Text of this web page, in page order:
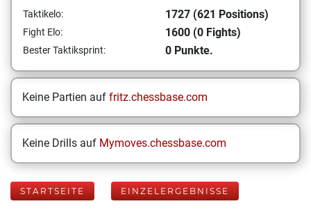
Taktikelo: 1727 (621 Positions)
Fight Elo: 1600 (0 Fights)
Bester Taktiksprint: 0 Punkte.
Keine Partien auf fritz.chessbase.com
Keine Drills auf Mymoves.chessbase.com
STARTSEITE EINZELERGEBNISSE